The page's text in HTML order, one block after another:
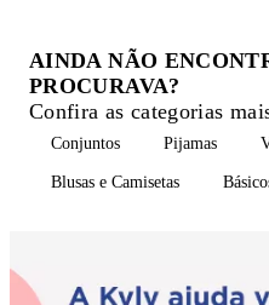
AINDA NÃO
PROCURAVA?
Confira as categorias
Conjuntos Pijamas
Blusas e Camisetas